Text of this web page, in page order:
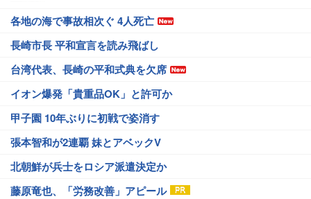
各地の海で事故相次ぐ 4人死亡
長崎市長 平和宣言を読み飛ばし
台湾代表、長崎の平和式典を欠席
イオン爆発「貴重品OK」と許可か
甲子園 10年ぶりに初戦で姿消す
張本智和が2連覇 妹とアベックV
北朝鮮が兵士をロシア派遣決定か
藤原竜也、「労務改善」アピール